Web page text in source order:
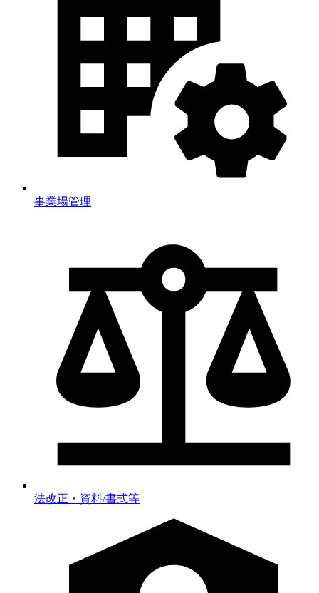
事業場管理
法改正・資料/書式等